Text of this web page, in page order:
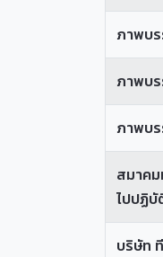
ภาพบ
ภาพบ
ภาพบ
สมาค
ไปปฏิบั
บริษัท